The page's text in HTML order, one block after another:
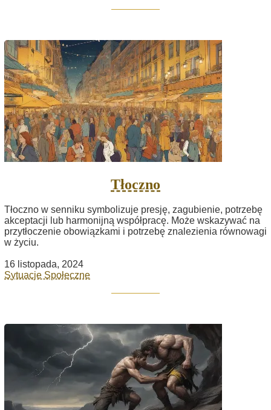
Tłoczno
Tłoczno w senniku symbolizuje presję, zagubienie, potrzebę
akceptacji lub harmonijną współpracę. Może wskazywać na
przytłoczenie obowiązkami i potrzebę znalezienia równowagi
w życiu.
16 listopada, 2024
Sytuacje Społeczne